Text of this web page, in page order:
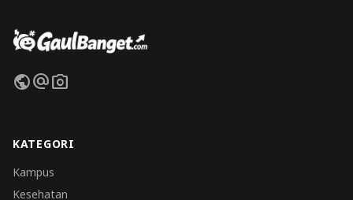
publicalternate_emailphoto_camera
KATEGORI
Kampus
Kesehatan